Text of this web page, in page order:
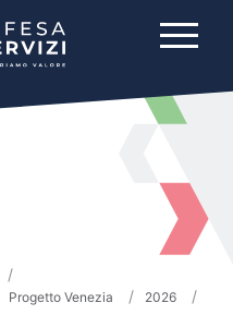
Progetto Venezia
2026